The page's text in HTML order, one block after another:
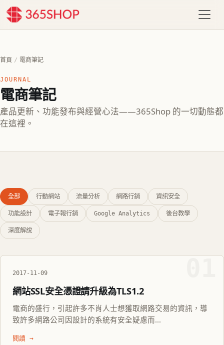
首頁 / 電商筆記
JOURNAL
電商筆記
產品更新、功能發布與經營心法——365Shop 的一切動態都
在這裡。
全部 行動網站 流量分析 網路行銷 資訊安全
功能設計 電子報行銷 Google Analytics 後台教學
深度解說
2017-11-09
網站SSL安全憑證請升級為TLS1.2
電商的盛行，引起許多不肖人士想獲取網路交易的資訊，導
致許多網路公司因設計的系統有安全疑慮而...
閱讀 →